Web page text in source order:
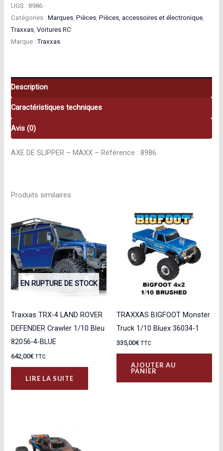
Traxxas
Axe
De
Slipper
8986
UGS : 8986
Catégories :Marques,Pièces,Pièces, accessoires et électronique,
Traxxas,Voitures RC
Marque :Traxxas
Description
Caractéristiques techniques
Avis (0)
AXE DE SLIPPER – MAXX – Référence : 8986.
Produits similaires
EN RUPTURE DE STOCK
Traxxas TRX-4 LAND ROVER
DEFENDER Crawler 1/10 Bleu
82056-4-BLUE
642,00€ TTC
LIRE LA SUITE
TRAXXAS BIGFOOT Monster
Truck 1/10 Bluex 36034-1
335,00€ TTC
AJOUTER AU
PANIER